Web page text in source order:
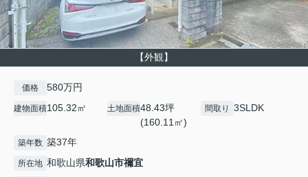
【外観】
価格 580万円
建物面積105.32㎡ 土地面積48.43坪
(160.11㎡)
間取り 3SLDK
築年数 築37年
所在地 和歌山県和歌山市禰宜